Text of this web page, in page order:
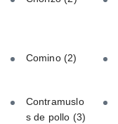
Comino (2)
Contramuslo
s de pollo (3)